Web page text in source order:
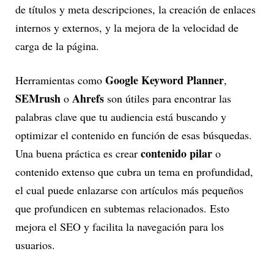
de títulos y meta descripciones, la creación de enlaces
internos y externos, y la mejora de la velocidad de
carga de la página.
Herramientas como Google Keyword Planner,
SEMrush o Ahrefs son útiles para encontrar las
palabras clave que tu audiencia está buscando y
optimizar el contenido en función de esas búsquedas.
Una buena práctica es crear contenido pilar o
contenido extenso que cubra un tema en profundidad,
el cual puede enlazarse con artículos más pequeños
que profundicen en subtemas relacionados. Esto
mejora el SEO y facilita la navegación para los
usuarios.